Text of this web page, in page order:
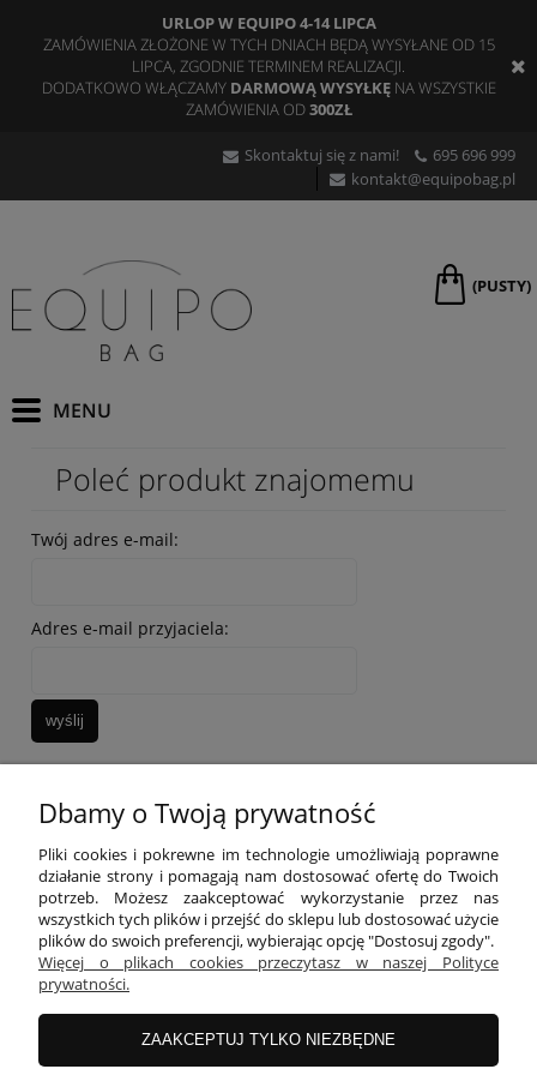
URLOP W EQUIPO 4-14 LIPCA
ZAMÓWIENIA ZŁOŻONE W TYCH DNIACH BĘDĄ WYSYŁANE OD 15
LIPCA, ZGODNIE TERMINEM REALIZACJI.
DODATKOWO WŁĄCZAMY DARMOWĄ WYSYŁKĘNA WSZYSTKIE
ZAMÓWIENIA OD300ZŁ
Skontaktuj się z nami!
695 696 999
kontakt@equipobag.pl
(PUSTY)
Poleć produkt znajomemu
Twój adres e-mail:
Adres e-mail przyjaciela:
wyślij
INFORMACJE
O FIRMIE
Equipo Bag| ul. Żurawia 9/11 lok. 2 | 60-860 Poznań |
woj. wielkopolskie | tel: 695 696 999 | mail:
kontakt@equipobag.pl
Dbamy o Twoją prywatność
Pliki cookies i pokrewne im technologie umożliwiają poprawne
działanie strony i pomagają nam dostosować ofertę do Twoich
potrzeb. Możesz zaakceptować wykorzystanie przez nas
wszystkich tych plików i przejść do sklepu lub dostosować użycie
plików do swoich preferencji, wybierając opcję "Dostosuj zgody".
Więcej o plikach cookies przeczytasz w naszej Polityce
prywatności.
ZAAKCEPTUJ TYLKO NIEZBĘDNE